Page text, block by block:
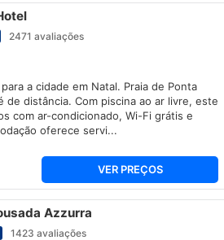
2471 avaliações
a cidade em Natal. Praia de Ponta
de distância. Com piscina ao ar livre, este
com ar-condicionado, Wi-Fi grátis e
oferece servi...
VER PREÇOS
Azzurra
1423 avaliações